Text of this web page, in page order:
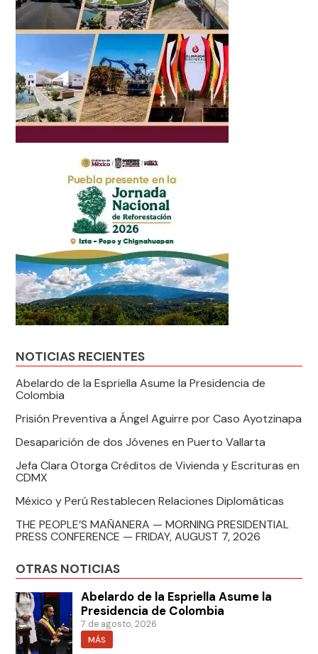
NOTICIAS RECIENTES
Abelardo de la Espriella Asume la Presidencia de
Colombia
Prisión Preventiva a Ángel Aguirre por Caso Ayotzinapa
Desaparición de dos Jóvenes en Puerto Vallarta
Jefa Clara Otorga Créditos de Vivienda y Escrituras en
CDMX
México y Perú Restablecen Relaciones Diplomáticas
THE PEOPLE’S MAÑANERA — MORNING PRESIDENTIAL
PRESS CONFERENCE — FRIDAY, AUGUST 7, 2026
OTRAS NOTICIAS
Abelardo de la Espriella Asume la
Presidencia de Colombia
7 de agosto, 2026
MÁS